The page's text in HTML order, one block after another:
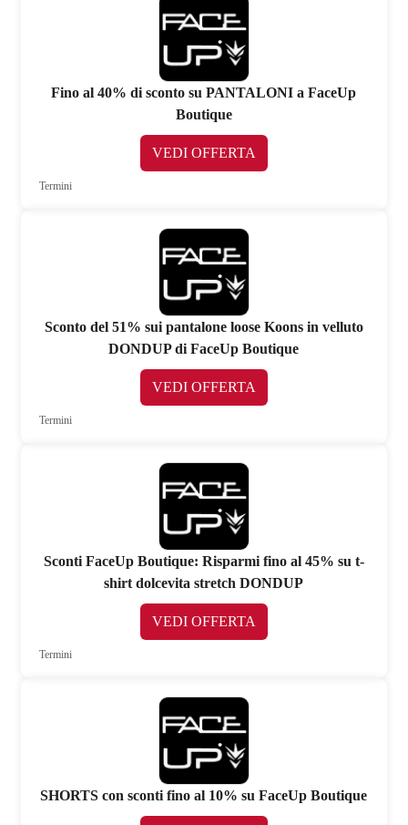
Fino al 40% di sconto su PANTALONI a FaceUp
Boutique
VEDI OFFERTA
Termini
Sconto del 51% sui pantalone loose Koons in velluto
DONDUP di FaceUp Boutique
VEDI OFFERTA
Termini
Sconti FaceUp Boutique: Risparmi fino al 45% su t-
shirt dolcevita stretch DONDUP
VEDI OFFERTA
Termini
SHORTS con sconti fino al 10% su FaceUp Boutique